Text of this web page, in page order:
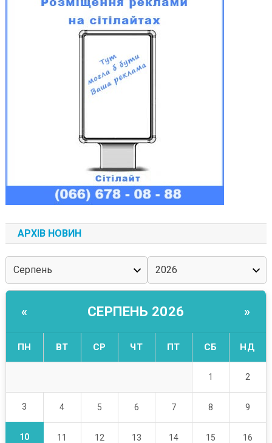
АРХІВ НОВИН
« СЕРПЕНЬ 2026 »
ПН ВТ СР ЧТ ПТ СБ НД
1 2
3 4 5 6 7 8 9
10 11 12 13 14 15 16